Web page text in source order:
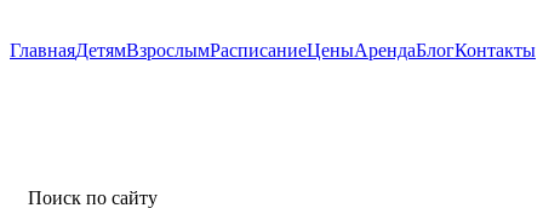
ГлавнаяДетямВзрослымРасписаниеЦеныАрендаБлогКонтакты
Поиск по сайту